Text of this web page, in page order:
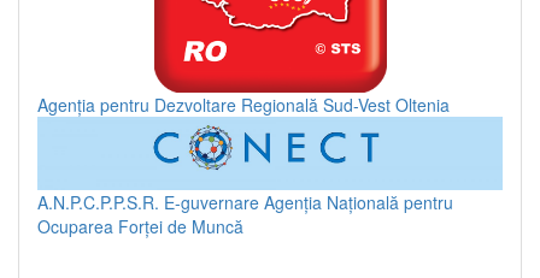
Agenția pentru Dezvoltare Regională Sud-Vest Oltenia
A.N.P.C.P.P.S.R. E-guvernare Agenția Națională pentru
Ocuparea Forței de Muncă